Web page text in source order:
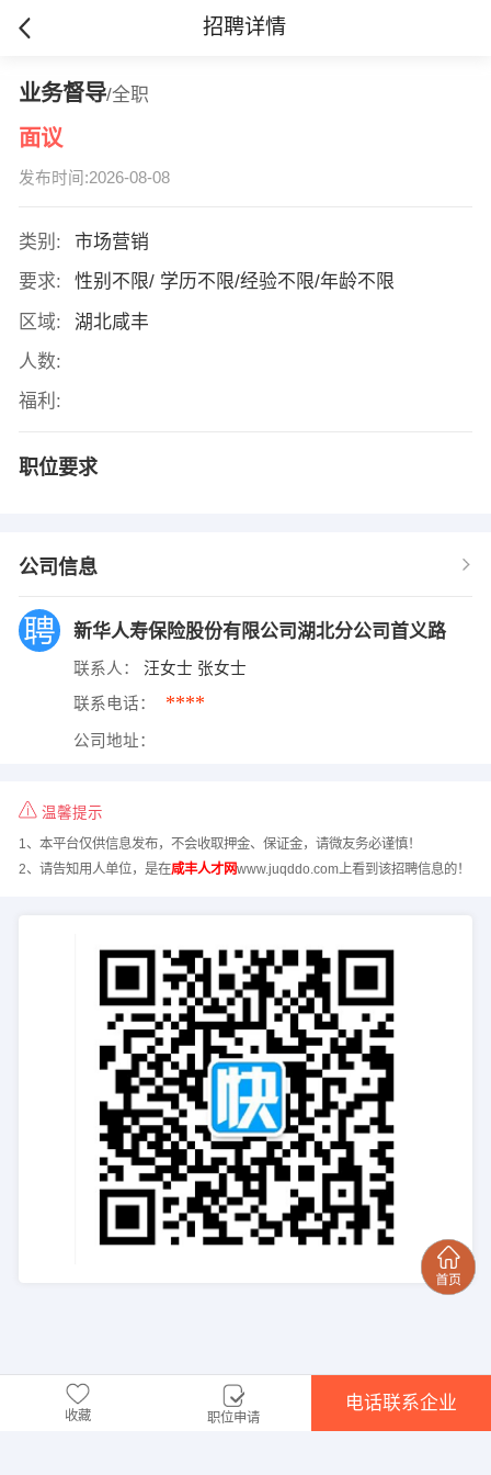
招聘详情
业务督导/全职
面议
发布时间:2026-08-08
类别:
市场营销
要求:
性别不限/ 学历不限/经验不限/年龄不限
区域:
湖北咸丰
人数:
福利:
职位要求
公司信息
新华人寿保险股份有限公司湖北分公司首义路
联系人： 汪女士 张女士
联系电话： ****
公司地址：
温馨提示
1、本平台仅供信息发布，不会收取押金、保证金，请微友务必谨慎！
2、请告知用人单位，是在咸丰人才网www.juqddo.com上看到该招聘信息的！
收藏 职位申请
电话联系企业